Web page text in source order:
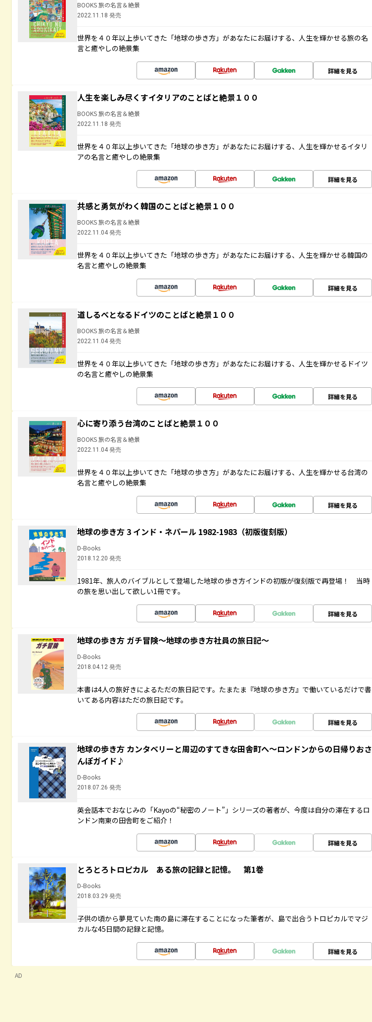
BOOKS 旅の名言＆絶景
2022.11.18 発売
世界を４０年以上歩いてきた「地球の歩き方」があなたにお届けする、人生を輝かせる旅の名
言と癒やしの絶景集
詳細を見る
人生を楽しみ尽くすイタリアのことばと絶景１００
BOOKS 旅の名言＆絶景
2022.11.18 発売
世界を４０年以上歩いてきた「地球の歩き方」があなたにお届けする、人生を輝かせるイタリ
アの名言と癒やしの絶景集
詳細を見る
共感と勇気がわく韓国のことばと絶景１００
BOOKS 旅の名言＆絶景
2022.11.04 発売
世界を４０年以上歩いてきた「地球の歩き方」があなたにお届けする、人生を輝かせる韓国の
名言と癒やしの絶景集
詳細を見る
道しるべとなるドイツのことばと絶景１００
BOOKS 旅の名言＆絶景
2022.11.04 発売
世界を４０年以上歩いてきた「地球の歩き方」があなたにお届けする、人生を輝かせるドイツ
の名言と癒やしの絶景集
詳細を見る
心に寄り添う台湾のことばと絶景１００
BOOKS 旅の名言＆絶景
2022.11.04 発売
世界を４０年以上歩いてきた「地球の歩き方」があなたにお届けする、人生を輝かせる台湾の
名言と癒やしの絶景集
詳細を見る
地球の歩き方 3 インド・ネパール 1982-1983（初版復刻版）
D-Books
2018.12.20 発売
1981年、旅人のバイブルとして登場した地球の歩き方インドの初版が復刻版で再登場！ 当時
の旅を思い出して欲しい1冊です。
詳細を見る
地球の歩き方 ガチ冒険～地球の歩き方社員の旅日記～
D-Books
2018.04.12 発売
本書は4人の旅好きによるただの旅日記です。たまたま『地球の歩き方』で働いているだけで書
いてある内容はただの旅日記です。
詳細を見る
地球の歩き方 カンタベリーと周辺のすてきな田舎町へ～ロンドンからの日帰りおさ
んぽガイド♪
D-Books
2018.07.26 発売
英会話本でおなじみの「Kayoの“秘密のノート”」シリーズの著者が、今度は自分の滞在するロ
ンドン南東の田舎町をご紹介！
詳細を見る
とろとろトロピカル ある旅の記録と記憶。 第1巻
D-Books
2018.03.29 発売
子供の頃から夢見ていた南の島に滞在することになった筆者が、島で出合うトロピカルでマジ
カルな45日間の記録と記憶。
詳細を見る
AD